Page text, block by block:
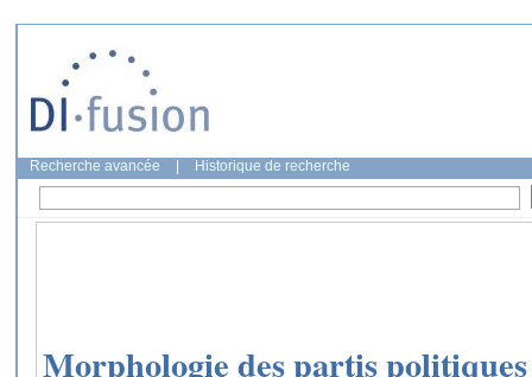
Recherche avancée Historique de recherche
Morphologie des partis